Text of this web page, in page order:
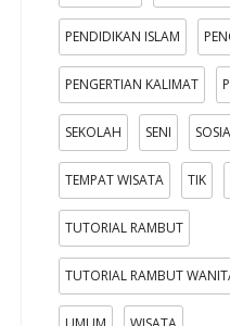
PENDIDIKAN ISLAM
PENGERTIAN KALIMAT
SEKOLAH SENI
TEMPAT WISATA TIK
TUTORIAL RAMBUT
TUTORIAL RAMBUT